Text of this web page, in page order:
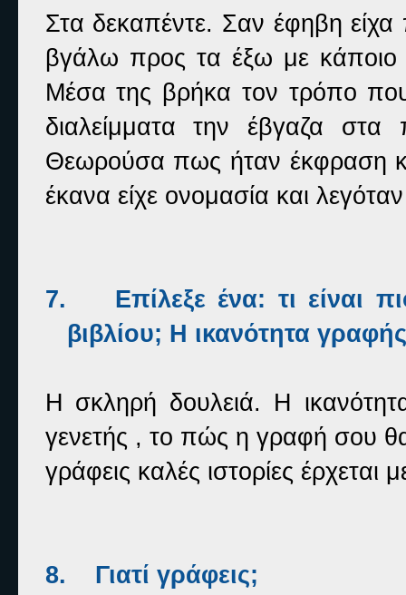
Στα δεκαπέντε. Σαν έφηβη
βγάλω προς τα έξω με
Μέσα της βρήκα τον τρόπο
διαλείμματα την έβγαζα στα
Θεωρούσα πως ήταν έκφραση
έκανα είχε ονομασία και
7.
Επίλεξε ένα: τι είναι
βιβλίου; Η ικανότητα
Η σκληρή δουλειά. Η
γενετής , το πώς η γραφή σου
γράφεις καλές ιστορίες
8. Γιατί γράφεις;